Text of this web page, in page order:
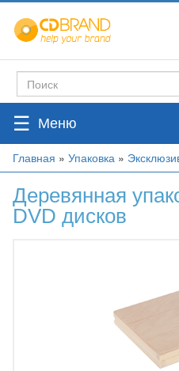
Перейти
основному
Форма
поиска
Поиск
☰
Вы
Главная » Упаковка »
Деревянная
DVD дисков